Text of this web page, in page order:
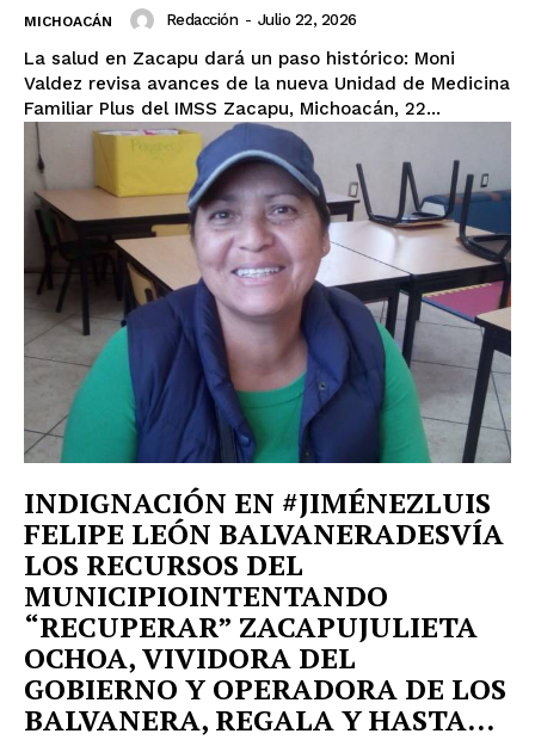
MICHOACÁN Redacción - Julio 22, 2026
La salud en Zacapu dará un paso histórico: Moni
Valdez revisa avances de la nueva Unidad de Medicina
Familiar Plus del IMSS Zacapu, Michoacán, 22...
INDIGNACIÓN EN #JIMÉNEZLUIS
FELIPE LEÓN BALVANERADESVÍA
LOS RECURSOS DEL
MUNICIPIOINTENTANDO
“RECUPERAR” ZACAPUJULIETA
OCHOA, VIVIDORA DEL
GOBIERNO Y OPERADORA DE LOS
BALVANERA, REGALA Y HASTA...